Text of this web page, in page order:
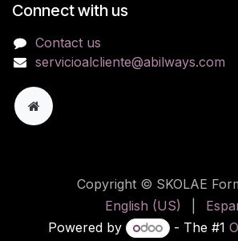
Connect with us
Contact us
servicioalcliente@abilways.com
Copyright © SKOLAE
English (US)
Powered by
- The #1